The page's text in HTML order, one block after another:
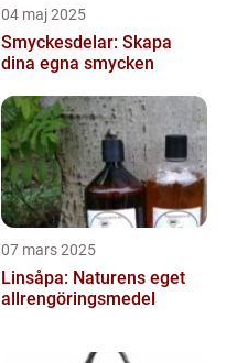
04 maj 2025
Smyckesdelar: Skapa
dina egna smycken
07 mars 2025
Linsåpa: Naturens eget
allrengöringsmedel